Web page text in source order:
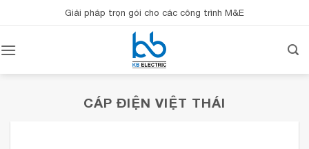
qua
dung
Giải pháp trọn gói cho các công trình M&E
CÁP ĐIỆN VIỆT THÁI